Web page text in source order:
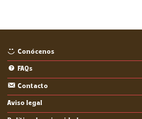
Conócenos
FAQs
Contacto
Aviso legal